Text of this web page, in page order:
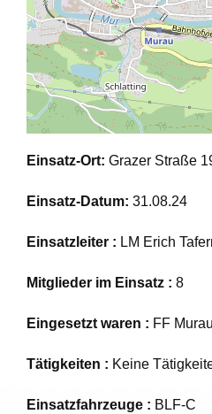
Einsatz-Ort: Grazer Straße
Einsatz-Datum: 31.08.24
Einsatzleiter : LM Erich
Mitglieder im Einsatz : 8
Eingesetzt waren : FF Murau
Tätigkeiten : Keine
Einsatzfahrzeuge : BLF-C